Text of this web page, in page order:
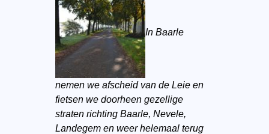
In Baarle
nemen we afscheid van de Leie en
fietsen we doorheen gezellige
straten richting Baarle, Nevele,
Landegem en weer helemaal terug